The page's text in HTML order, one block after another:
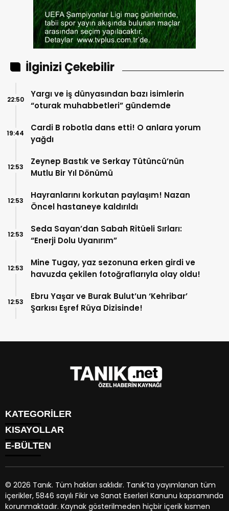
İlginizi Çekebilir
Yargı ve iş dünyasından bazı isimlerin
“oturak muhabbetleri” gündemde
22:50
Cardi B robotla dans etti! O anlara yorum
yağdı
19:44
Zeynep Bastık ve Serkay Tütüncü’nün
Mutlu Bir Yıl Dönümü
12:53
Hayranlarını korkutan paylaşım! Nazan
Öncel hastaneye kaldırıldı
12:53
Seda Sayan’dan Sabah Ritüeli Sırları:
“Enerji Dolu Uyanırım”
12:53
Mine Tugay, yaz sezonuna erken girdi ve
havuzda çekilen fotoğraflarıyla olay oldu!
12:53
Ebru Yaşar ve Burak Bulut’un ‘Kehribar’
Şarkısı Eşref Rüya Dizisinde!
12:53
KATEGORİLER
GÜNDEM
EKONOMİ
SİYASET
YAŞAM
BİYOGRAFİLER
KISAYOLLAR
HAVA DURUMU
TRAFİK DURUMU
PUAN DURUMU
E-BÜLTEN
tanik.nete-bültenine abone olarak, tarafınıza haber, duyuru
© 2026 Tanık. Tüm hakları saklıdır. Tanık’ta yayımlanan tüm
içerikler, 5846 sayılı Fikir ve Sanat Eserleri Kanunu kapsamında
korunmaktadır. Kaynak gösterilmeden hiçbir içerik kısmen